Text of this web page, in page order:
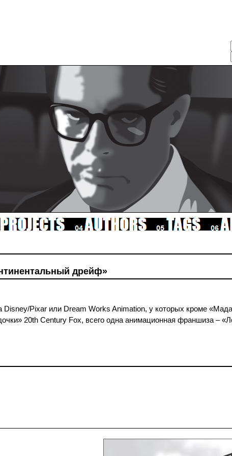
дрейф»
Disney/Pixar или Dream Works Animation, у которых кроме
20th Century Fox, всего одна анимационная франшиза –